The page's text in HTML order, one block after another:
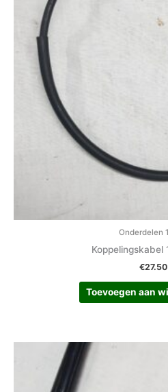
Onderdelen
Koppelingskabel
€27.50
Toevoegen aan